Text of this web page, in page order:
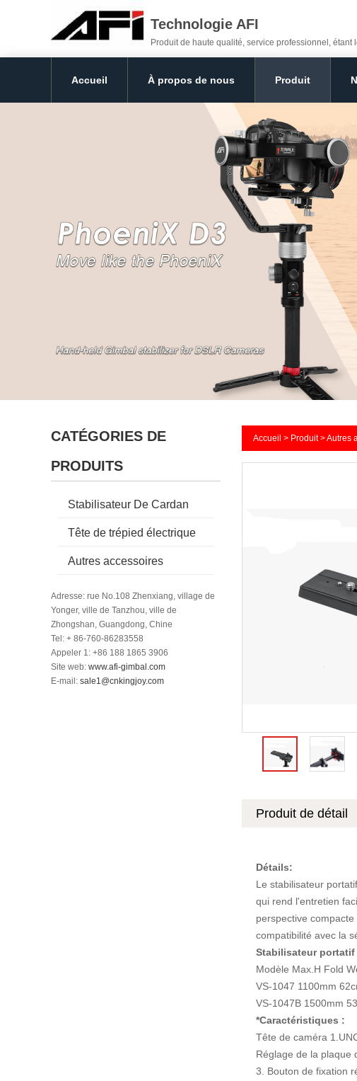
Technologie AFI
Produit de haute qualité, service professionnel,
Accueil À propos de nous Produit
CATÉGORIES DE
PRODUITS
Stabilisateur De Cardan
Tête de trépied électrique
Autres accessoires
Adresse: rue No.108 Zhenxiang, village de
Yonger, ville de Tanzhou, ville de
Zhongshan, Guangdong, Chine
Tel: + 86-760-86283558
Appeler 1: +86 188 1865 3906
Site web: www.afi-gimbal.com
E-mail: sale1@cnkingjoy.com
Accueil > Produit>Autres
Produit de détail
Détails:
Le stabilisateur
qui rend l'entretien
perspective compacte
compatibilité avec la
Stabilisateur portatif
Modèle Max.H Fold
VS-1047 1100mm
VS-1047B 1500mm
*Caractéristiques :
Tête de caméra
Réglage de la plaque
3. Bouton de fixation